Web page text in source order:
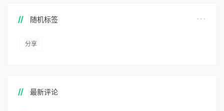
随机标签
分享
最新评论